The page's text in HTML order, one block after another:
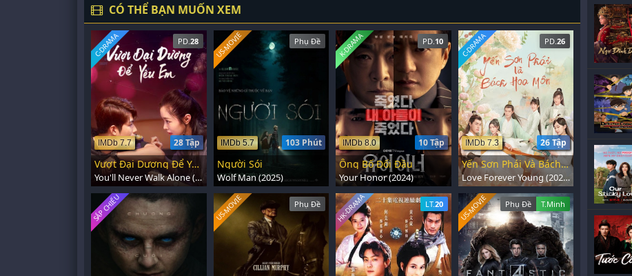
CÓ THỂ BẠN MUỐN XEM
PD. 28
28 Tập
IMDb 7.7
C-DRAMA
Vượt Đại Dương Để Yêu Em
You'll Never Walk Alone (2023)
Phụ Đề
103 Phút
IMDb 5.7
US-MOVIE
Người Sói
Wolf Man (2025)
PD. 10
10 Tập
IMDb 8.0
K-DRAMA
Ông Bố Đối Đầu
Your Honor (2024)
PD. 26
26 Tập
IMDb 7.3
C-DRAMA
Yến Sơn Phái Và Bách Hoa Môn
Love Forever Young (2023)
SẮP CHIẾU Phụ Đề
US-MOVIE LT.20
HK-DRAMA Phụ Đề T.Minh
US-MOVIE